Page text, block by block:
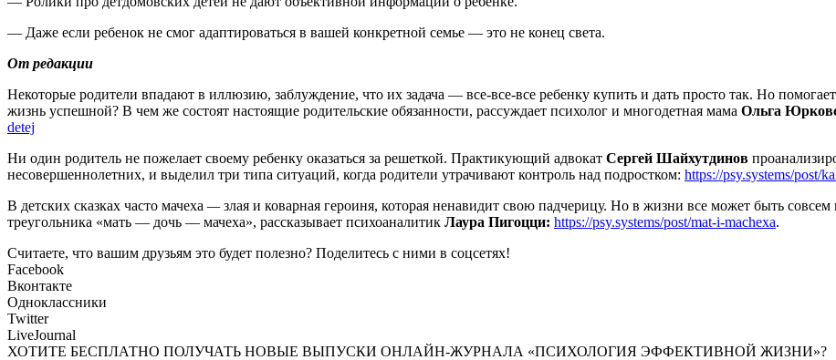
— Даже если ребенок не смог адаптироваться в вашей конкретной семье — это не конец света.
От редакции
Некоторые родители впадают в иллюзию, заблуждение, что их задача — все-все-все ребенку купить и дать просто так. Но
жизнь успешной? В чем же состоят настоящие родительские обязанности, рассуждает психолог и многодетная мама Ольга
detej
Ни один родитель не пожелает своему ребенку оказаться за решеткой. Практикующий адвокат Сергей Шайхутдинов
несовершеннолетних, и выделил три типа ситуаций, когда родители утрачивают контроль над подростком: https://psy.systems/post/
В детских сказках часто мачеха —злая и коварная героиня, которая ненавидит свою падчерицу. Но в жизни все может быть
треугольника «мать — дочь — мачеха», рассказывает психоаналитик Лаура Пигоцци: https://psy.systems/post/mat-i-machexa.
Считаете, что вашим друзьям это будет полезно? Поделитесь с ними в соцсетях!
Facebook
Вконтакте
Одноклассники
Twitter
LiveJournal
ХОТИТЕ БЕСПЛАТНО ПОЛУЧАТЬ НОВЫЕ ВЫПУСКИ ОНЛАЙН-ЖУРНАЛА «ПСИХОЛОГИЯ ЭФФЕКТИВНОЙ ЖИЗНИ»?